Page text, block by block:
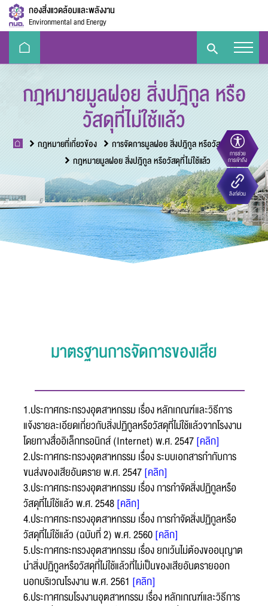
กองสิ่งแวดล้อมและพลังงาน
Environmental and Energy
ขนาดตัวอักษร
ความตัดกันของสี
การช่วย
การเข้าถึง
Eco-
Challenge
e-Library Handbook E-PP ลิงก์ด่วน
กฎหมายมูลฝอย สิ่งปฎิกูล หรือ
วัสดุที่ไม่ใช้แล้ว
กฎหมายที่เกี่ยวข้อง
การจัดการมูลฝอย สิ่งปฎิกูล หรือวัสดุที่ไม่ใช้แล้ว
กฎหมายมูลฝอย สิ่งปฎิกูล หรือวัสดุที่ไม่ใช้แล้ว
มาตรฐานการจัดการของเสีย
1.ประกาศกระทรวงอุตสาหกรรม เรื่อง หลักเกณฑ์และวิธีการ
แจ้งรายละเอียดเกี่ยวกับสิ่งปฏิกูลหรือวัสดุที่ไม่ใช้แล้วจากโรงงาน
โดยทางสื่ออิเล็กทรอนิกส์ (Internet) พ.ศ. 2547[คลิก]
2.ประกาศกระทรวงอุตสาหกรรม เรื่อง ระบบเอกสารกำกับการ
ขนส่งของเสียอันตราย พ.ศ. 2547[คลิก]
3.ประกาศกระทรวงอุตสาหกรรม เรื่อง การกําจัดสิ่งปฏิกูลหรือ
วัสดุที่ไม่ใช้แล้ว พ.ศ. 2548[คลิก]
4.ประกาศกระทรวงอุตสาหกรรม เรื่อง การกำจัดสิ่งปฏิกูลหรือ
วัสดุที่ไม่ใช้แล้ว (ฉบับที่ 2) พ.ศ. 2560[คลิก]
5.ประกาศกระทรวงอุตสาหกรรม เรื่อง ยกเว้นไม่ต้องขออนุญาต
นำสิ่งปฏิกูลหรือวัสดุที่ไม่ใช้แล้วที่ไม่เป็นของเสียอันตรายออก
นอกบริเวณโรงงาน พ.ศ. 2561 [คลิก]
6.ประกาศกรมโรงงานอุตสาหกรรม เรื่อง หลักเกณฑ์และวิธีการ
หัวข้อเรื่อง :
ชื่อ :
นามสกุล :
อีเมล :
ระบบได้ทำรับเรื่องแล้ว
ขอบคุณสำหรับการแจ้งข้อผิดพลาด
ทำการแก้ไข และปรับปรุงเพื่อกาให้บริการที่ดีขึ้น